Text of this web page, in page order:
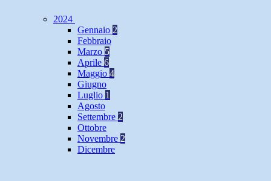
2024
Gennaio 2
Febbraio
Marzo 5
Aprile 6
Maggio 4
Giugno
Luglio 1
Agosto
Settembre 2
Ottobre
Novembre 2
Dicembre